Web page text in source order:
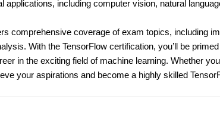
applications, including computer vision, natural
comprehensive coverage of exam topics, including
With the TensorFlow certification, you’ll be
in the exciting field of machine learning. Whether
your aspirations and become a highly skilled